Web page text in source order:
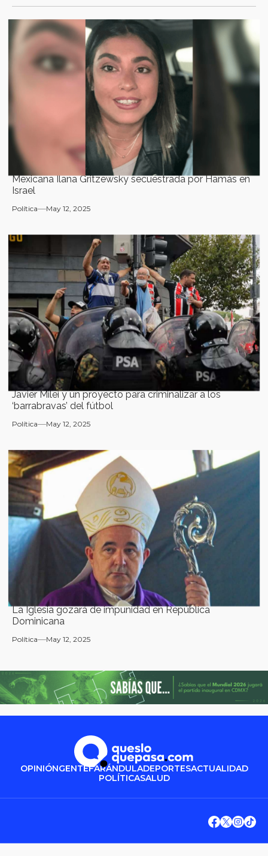
Mexicana Ilana Gritzewsky secuestrada por Hamás en
Israel
Política May 12, 2025
Javier Milei y un proyecto para criminalizar a los
‘barrabravas’ del fútbol
Política May 12, 2025
La Iglesia gozará de impunidad en República
Dominicana
Política May 12, 2025
OPINIÓNGENTEFARÁNDULADEPORTESACTUALIDAD
POLÍTICASALUD